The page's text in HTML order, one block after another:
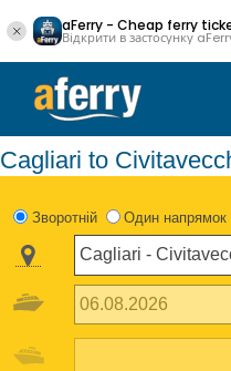
aFerry - Cheap ferry
Відкрити в застосунку
Cagliari to
Зворотній Один напрямок